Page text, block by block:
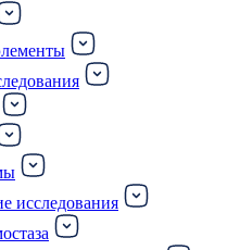
исследования